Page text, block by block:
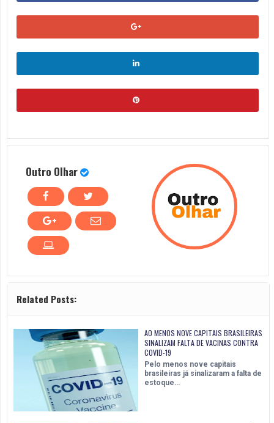
Outro Olhar
Related Posts:
AO MENOS NOVE CAPITAIS BRASILEIRAS
SINALIZAM FALTA DE VACINAS CONTRA
COVID-19
Pelo menos nove capitais
brasileiras já sinalizaram a falta de
estoque…